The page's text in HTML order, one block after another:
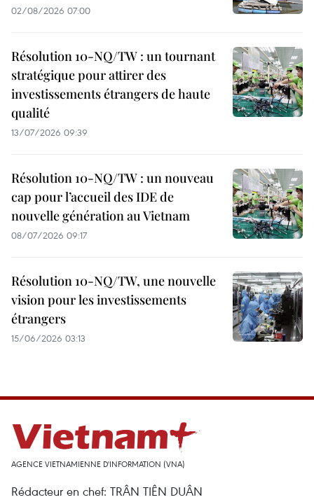
02/08/2026 07:00
Résolution 10-NQ/TW : un tournant
stratégique pour attirer des
investissements étrangers de haute
qualité
13/07/2026 09:39
Résolution 10-NQ/TW : un nouveau
cap pour l’accueil des IDE de
nouvelle génération au Vietnam
08/07/2026 09:17
Résolution 10-NQ/TW, une nouvelle
vision pour les investissements
étrangers
15/06/2026 03:13
AGENCE VIETNAMIENNE D'INFORMATION (VNA)
Rédacteur en chef: TRÂN TIÊN DUÂN